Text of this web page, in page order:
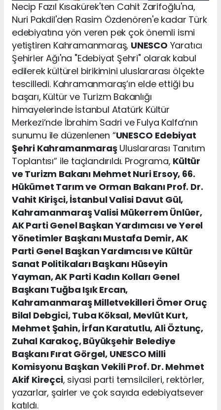
Necip Fazıl Kısakürek'ten Cahit Zarifoğlu'na,
Nuri Pakdil'den Rasim Özdenören'e kadar Türk
edebiyatına yön veren pek çok önemli ismi
yetiştiren Kahramanmaraş, UNESCO Yaratıcı
Şehirler Ağı'na "Edebiyat Şehri" olarak kabul
edilerek kültürel birikimini uluslararası ölçekte
tescilledi. Kahramanmaraş’ın elde ettiği bu
başarı, Kültür ve Turizm Bakanlığı
himayelerinde İstanbul Atatürk Kültür
Merkezi’nde İbrahim Sadri ve Fulya Kalfa’nın
sunumu ile düzenlenen “UNESCO Edebiyat
Şehri KahramanmaraşUluslararası Tanıtım
Toplantısı” ile taçlandırıldı. Programa, Kültür
ve Turizm Bakanı Mehmet Nuri Ersoy, 66.
Hükümet Tarım ve Orman Bakanı Prof. Dr.
Vahit Kirişci, İstanbul Valisi Davut Gül,
Kahramanmaraş Valisi Mükerrem Ünlüer,
AK Parti Genel Başkan Yardımcısı ve Yerel
Yönetimler Başkanı Mustafa Demir, AK
Parti Genel Başkan Yardımcısı ve Kültür
Sanat Politikaları Başkanı Hüseyin
Yayman, AK Parti Kadın Kolları Genel
Başkanı Tuğba Işık Ercan,
Kahramanmaraş Milletvekilleri Ömer Oruç
Bilal Debgici, Tuba Köksal, Mevlüt Kurt,
Mehmet Şahin, İrfan Karatutlu, Ali Öztunç,
Zuhal Karakoç, Büyükşehir Belediye
Başkanı Fırat Görgel, UNESCO Milli
Komisyonu Başkan Vekili Prof. Dr. Mehmet
Akif Kireçci, siyasi parti temsilcileri, rektörler,
yazarlar, şairler ve çok sayıda edebiyatsever
katıldı.